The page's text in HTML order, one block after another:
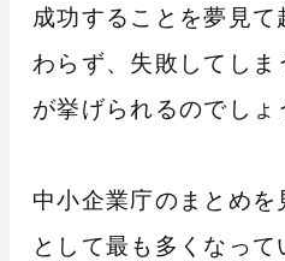
成功することを夢見
わらず、失敗してしま
が挙げられるのでしょ
中小企業庁のまとめを
として最も多くなっ